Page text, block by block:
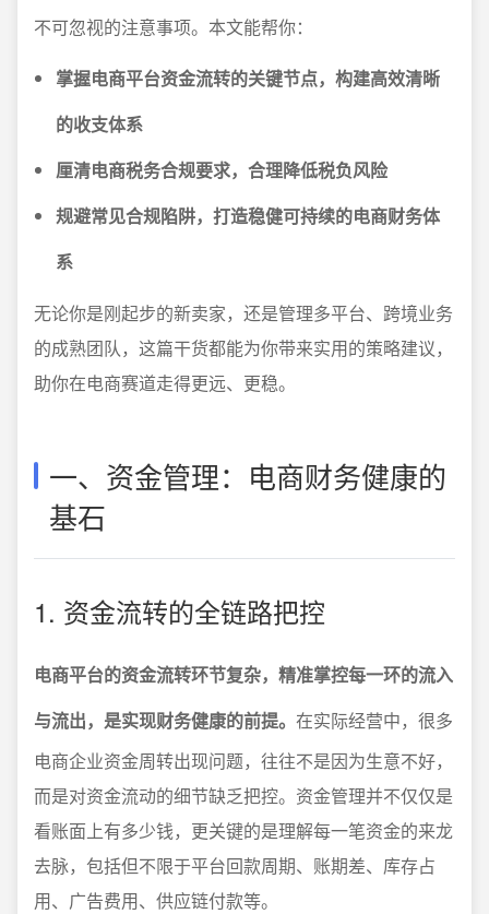
不可忽视的注意事项。本文能帮你：
掌握电商平台资金流转的关键节点，构建高效清晰
的收支体系
厘清电商税务合规要求，合理降低税负风险
规避常见合规陷阱，打造稳健可持续的电商财务体
系
无论你是刚起步的新卖家，还是管理多平台、跨境业务
的成熟团队，这篇干货都能为你带来实用的策略建议，
助你在电商赛道走得更远、更稳。
一、资金管理：电商财务健康的
基石
1. 资金流转的全链路把控
电商平台的资金流转环节复杂，精准掌控每一环的流入
与流出，是实现财务健康的前提。 在实际经营中，很多
电商企业资金周转出现问题，往往不是因为生意不好，
而是对资金流动的细节缺乏把控。资金管理并不仅仅是
看账面上有多少钱，更关键的是理解每一笔资金的来龙
去脉，包括但不限于平台回款周期、账期差、库存占
用、广告费用、供应链付款等。